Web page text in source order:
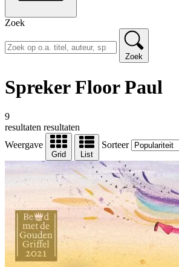
Zoek
Zoek
Spreker Floor Paul
9
resultaten resultaten
Weergave
Grid List
Sorteer